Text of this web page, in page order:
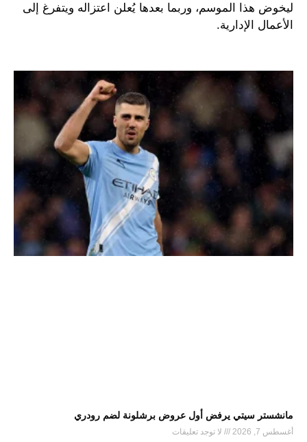
ليخوض هذا الموسم، وربما بعدها يُعلن اعتزاله ويتفرغ إلى
الأعمال الإدارية.
مانشستر سيتي يرفض أول عروض برشلونة لضم رودري
أغسطس 7, 2026 لا توجد تعليقات